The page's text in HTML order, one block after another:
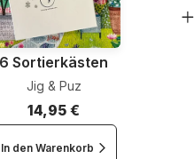
6 Sortierkästen
Jig & Puz
14,95 €
In den Warenkorb